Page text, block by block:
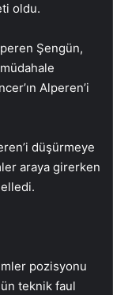
oldu.
Şengün,
Alperen’i
düşürmeye
araya girerken
pozisyonu
teknik faul